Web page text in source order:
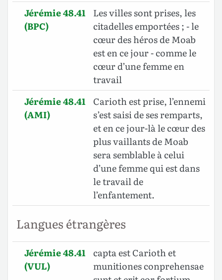
Jérémie 48.41
(BPC)
Les villes sont prises, les
citadelles emportées ; - le
cœur des héros de Moab
est en ce jour - comme le
cœur d’une femme en
travail
Jérémie 48.41
(AMI)
Carioth est prise, l’ennemi
s’est saisi de ses remparts,
et en ce jour-là le cœur des
plus vaillants de Moab
sera semblable à celui
d’une femme qui est dans
le travail de
l’enfantement.
Langues étrangères
Jérémie 48.41
(VUL)
capta est Carioth et
munitiones conprehensae